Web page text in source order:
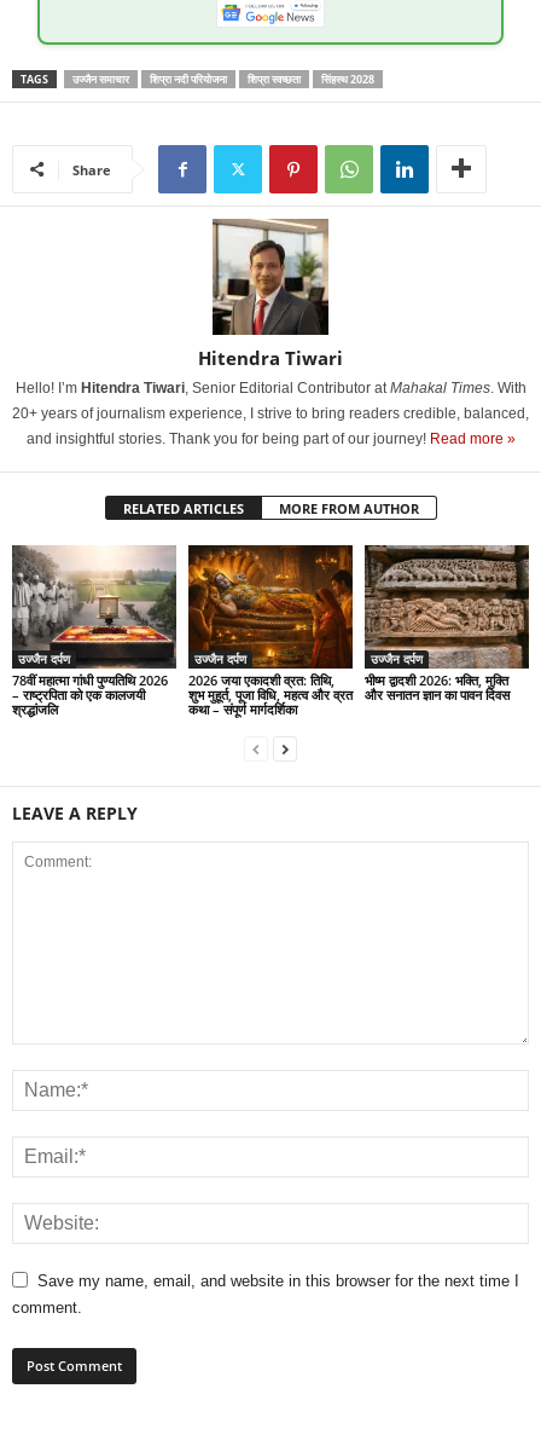
TAGS उज्जैन समाचार शिप्रा नदी परियोजना शिप्रा स्वच्छता सिंहस्थ 2028
Share
Hitendra Tiwari
Hello! I’m Hitendra Tiwari, Senior Editorial Contributor atMahakal Times. With
20+ years of journalism experience, I strive to bring readers credible, balanced,
and insightful stories. Thank you for being part of our journey! Read more »
RELATED ARTICLES MORE FROM AUTHOR
उज्जैन दर्पण
78वीं महात्मा गांधी पुण्यतिथि 2026
– राष्ट्रपिता को एक कालजयी
श्रद्धांजलि
उज्जैन दर्पण
2026 जया एकादशी व्रत: तिथि,
शुभ मुहूर्त, पूजा विधि, महत्व और व्रत
कथा – संपूर्ण मार्गदर्शिका
उज्जैन दर्पण
भीष्म द्वादशी 2026: भक्ति, मुक्ति
और सनातन ज्ञान का पावन दिवस
LEAVE A REPLY
Save my name, email, and website in this browser for the next time I
comment.